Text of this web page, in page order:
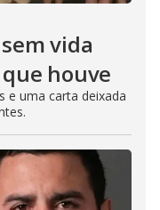
vida
houve
e uma carta deixada